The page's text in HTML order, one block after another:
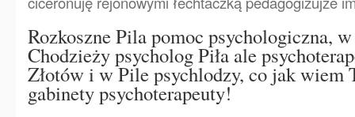
Rozkoszne Pila pomoc psychologiczna,
Chodzieży psycholog Piła ale
Złotów i w Pile psychlodzy, co jak wiem
gabinety psychoterapeuty!